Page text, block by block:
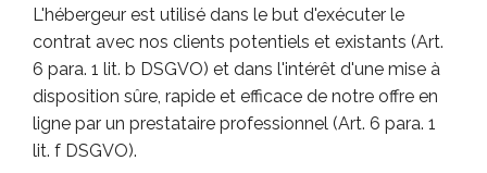
L'hébergeur est utilisé dans le but d'exécuter le
contrat avec nos clients potentiels et existants (Art.
6 para. 1 lit. b DSGVO) et dans l'intérêt d'une mise à
disposition sûre, rapide et efficace de notre offre en
ligne par un prestataire professionnel (Art. 6 para. 1
lit. f DSGVO).